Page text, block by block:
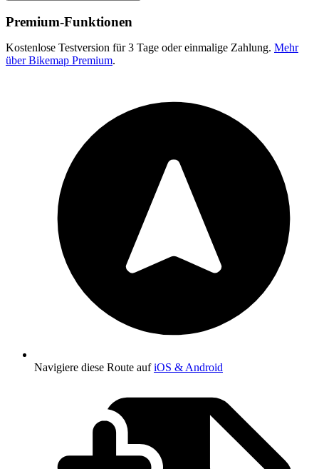
Premium-Funktionen
Kostenlose Testversion für 3 Tage oder einmalige Zahlung. Mehr
über Bikemap Premium.
Navigiere diese Route aufiOS & Android